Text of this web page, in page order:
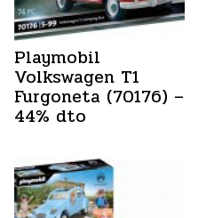
Playmobil
Volkswagen T1
Furgoneta (70176) –
44% dto